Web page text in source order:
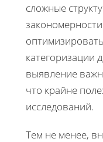
сложные
категоризации
выявление
что крайне
исследований.
Тем не менее,